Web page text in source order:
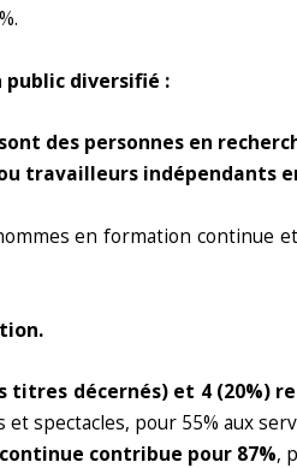
diversifié :
des personnes en
travailleurs indépendants
en formation continue
titres décernés) et 4 (20%)
et spectacles, pour 55% aux
contribue pour 87%,